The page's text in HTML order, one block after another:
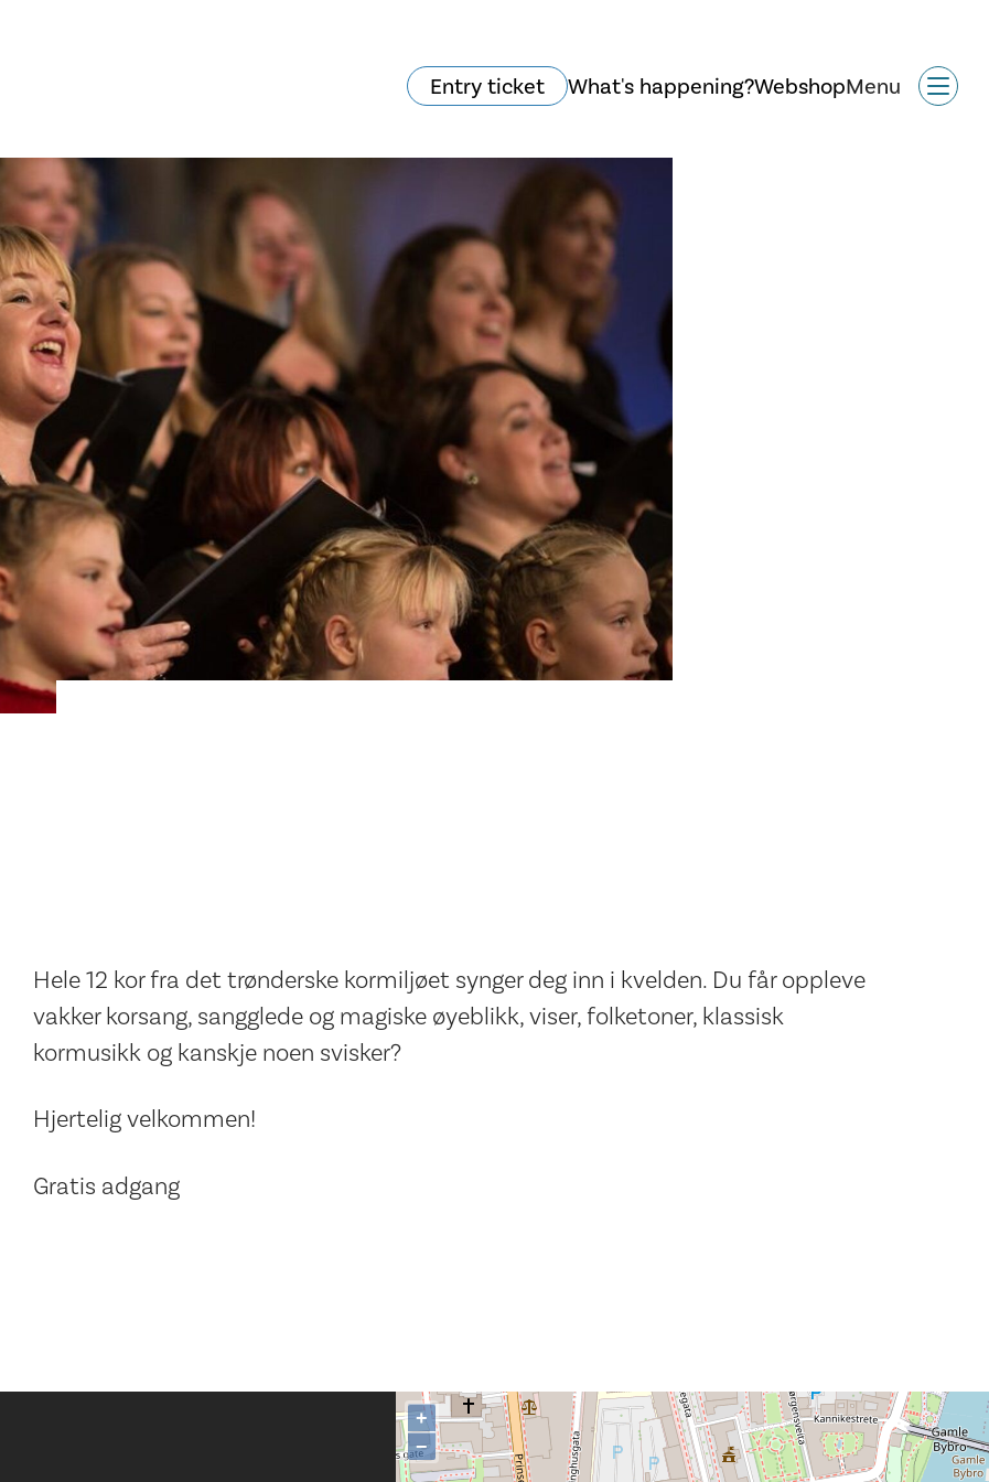
Entry ticket What's happening?WebshopMenu
Musikk
Hele 12 kor fra det trønderske kormiljøet synger deg inn i kvelden. Du får oppleve
vakker korsang, sangglede og magiske øyeblikk, viser, folketoner, klassisk
kormusikk og kanskje noen svisker?
Hjertelig velkommen!
Gratis adgang
+
−